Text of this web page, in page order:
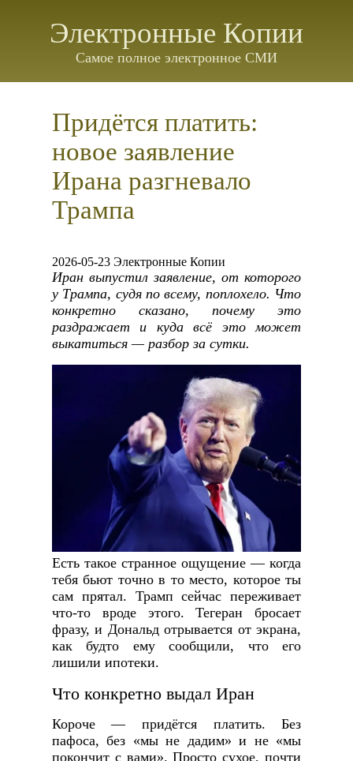
Электронные Копии
Самое полное электронное СМИ
Придётся платить:
новое заявление
Ирана разгневало
Трампа
2026-05-23 Электронные Копии
Иран выпустил заявление, от которого
у Трампа, судя по всему, поплохело. Что
конкретно сказано, почему это
раздражает и куда всё это может
выкатиться — разбор за сутки.
Есть такое странное ощущение — когда
тебя бьют точно в то место, которое ты
сам прятал. Трамп сейчас переживает
что-то вроде этого. Тегеран бросает
фразу, и Дональд отрывается от экрана,
как будто ему сообщили, что его
лишили ипотеки.
Что конкретно выдал Иран
Короче — придётся платить. Без
пафоса, без «мы не дадим» и не «мы
покончит с вами». Просто сухое, почти